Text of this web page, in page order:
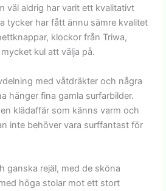
väl aldrig har varit ett kvalitativt
tycker har fått ännu sämre kvalitet
klockor från Triwa,
kul att välja på.
med våtdräkter och några
hänger fina gamla surfarbilder.
klädaffär som känns varm och
inte behöver vara surffantast för
ganska rejäl, med de sköna
höga stolar mot ett stort